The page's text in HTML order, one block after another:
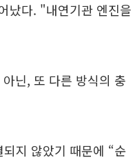
났다. "내연기관 엔진을
닌, 또 다른 방식의 충
지 않았기 때문에 “순